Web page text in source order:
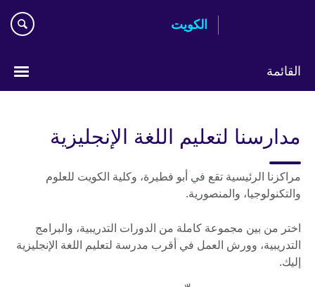
الكويت
القائمة
مدارسنا لتعليم اللغة الإنجليزية
مراكزنا الرئيسية تقع في أبو فطيرة، وكلية الكويت للعلوم
والتكنولوجيا، والمنصورية.
اختر من بين مجموعة كاملة من الدورات التدريبية، والبرامج
التدريبية، وورش العمل في أقرب مدرسة لتعليم اللغة الإنجليزية
إليك.